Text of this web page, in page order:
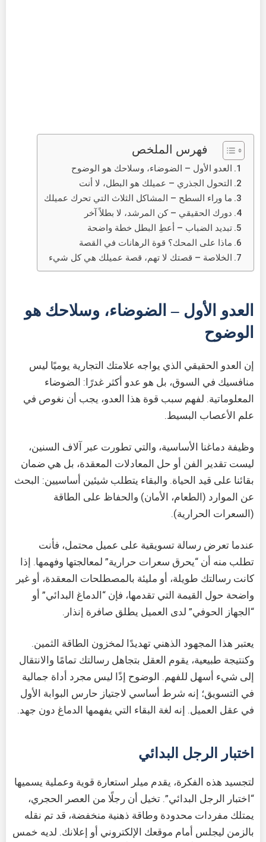
فهرس الملخص
العدو الأول – الضوضاء، وسلاحك هو الوضوح
التحول الجذري – عميلك هو البطل، لا أنت
ما وراء السطح – المشاكل الثلاث التي تحرك عميلك
دورك الحقيقي – كن المرشد، لا بطلاً آخر
تبديد الضباب – أعطِ البطل خطة واضحة
ماذا على المحك؟ قوة الرهانات في القصة
الخلاصة – قصتك لا تهم، قصة عميلك هي كل شيء
العدو الأول – الضوضاء، وسلاحك هو
الوضوح
إن العدو الحقيقي الذي يواجه علامتك التجارية يوميًا ليس
منافسيك في السوق، بل هو عدو أكثر غدرًا: الضوضاء
المعلوماتية. لفهم سبب قوة هذا العدو، يجب أن نغوص في
علم الأعصاب البسيط.
وظيفة دماغنا الأساسية، والتي تطورت عبر آلاف السنين،
ليست تقدير الفن أو حل المعادلات المعقدة، بل هي ضمان
بقائنا على قيد الحياة. والبقاء يتطلب شيئين أساسيين: البحث
عن الموارد (الطعام، الأمان) والحفاظ على الطاقة
(السعرات الحرارية).
عندما تعرض رسالة تسويقية على عميل محتمل، فأنت
تطلب منه أن “يحرق سعرات حرارية” لمعالجتها وفهمها. إذا
كانت رسالتك طويلة، أو مليئة بالمصطلحات المعقدة، أو غير
واضحة حول القيمة التي تقدمها، فإن “الدماغ البدائي” أو
“الجهاز الحوفي” لدى العميل يطلق صافرة إنذار.
يعتبر هذا المجهود الذهني تهديدًا لمخزون الطاقة الثمين.
وكنتيجة طبيعية، يقوم العقل بتجاهل رسالتك تمامًا والانتقال
إلى شيء أسهل للفهم. الوضوح إذًا ليس مجرد أداة جمالية
في التسويق؛ إنه شرط أساسي لاجتياز حارس البوابة الأول
في عقل العميل. إنه لغة البقاء التي يفهمها الدماغ دون جهد.
اختبار الرجل البدائي
لتجسيد هذه الفكرة، يقدم ميلر استعارة قوية وعملية يسميها
“اختبار الرجل البدائي”. تخيل أن رجلًا من العصر الحجري،
يمتلك مفردات محدودة وطاقة ذهنية منخفضة، قد تم نقله
بالزمن ليجلس أمام موقعك الإلكتروني أو إعلانك. لديه خمس